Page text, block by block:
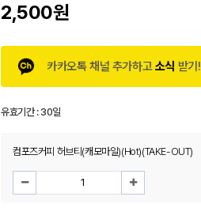
2,500원
카카오톡 채널 추가하고소식 받기!
유효기간 :30일
컴포즈커피 허브티(캐모마일)(Hot)(TAKE-OUT)